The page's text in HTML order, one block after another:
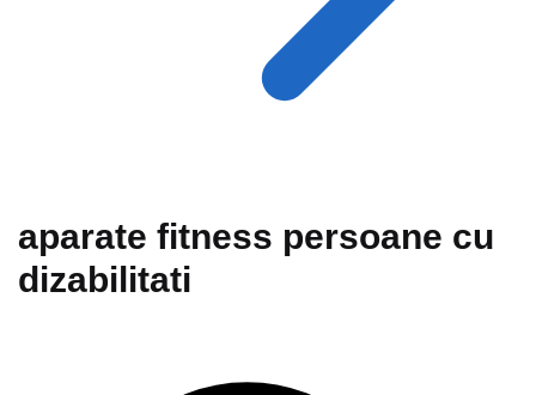
aparate fitness persoane cu
dizabilitati